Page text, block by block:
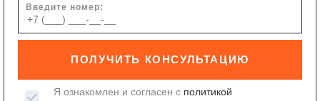
Введите номер:
ПОЛУЧИТЬ КОНСУЛЬТАЦИЮ
Я ознакомлен и согласен с политикой